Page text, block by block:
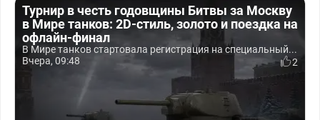
Турнир в честь годовщины Битвы за Москву
в Мире танков: 2D-стиль, золото и поездка на
офлайн-финал
В Мире танков стартовала регистрация на специальный...
Вчера, 09:48
2